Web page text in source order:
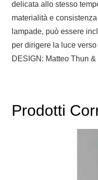
delicata allo stesso
materialità e
lampade, può essere
per dirigere la luce
DESIGN: Matteo Thun
Prodotti